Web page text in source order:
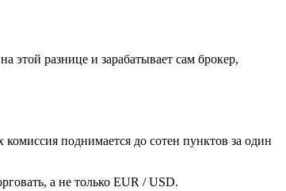
разнице и зарабатывает сам брокер,
поднимается до сотен пунктов за один
а не только EUR / USD.